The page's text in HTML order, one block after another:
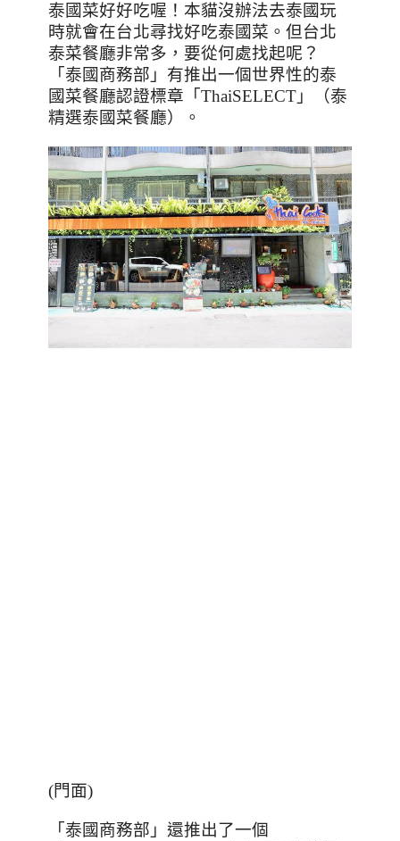
泰國菜好好吃喔！本貓沒辦法去泰國玩
時就會在台北尋找好吃泰國菜。但台北
泰菜餐廳非常多，要從何處找起呢？
「泰國商務部」有推出一個世界性的泰
國菜餐廳認證標章「 ThaiSELECT 」（泰
精選泰國菜餐廳）。
(門面)
「泰國商務部」還推出了一個